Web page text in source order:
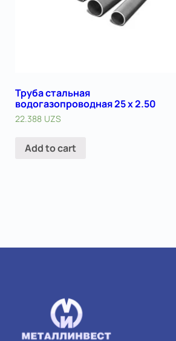
Труба стальная
водогазопроводная 25 х 2.50
22.388 UZS
Add to cart